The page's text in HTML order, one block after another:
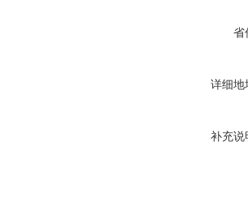
省
详细地
补充说